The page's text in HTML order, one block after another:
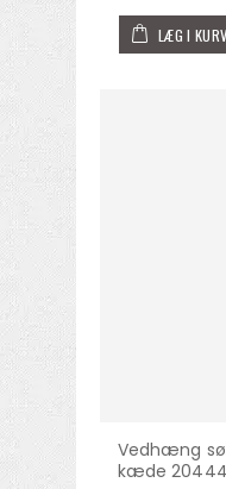
LÆG I KURV
Vedhæng
kæde